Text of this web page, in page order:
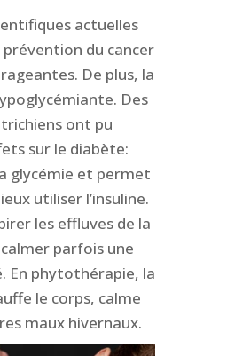
actuelles
du cancer
De plus, la
Des
ont pu
sur le diabète:
glycémie et permet
utiliser l’insuline.
les effluves de la
parfois une
En phytothérapie, la
le corps, calme
maux hivernaux.